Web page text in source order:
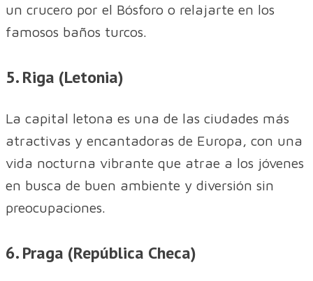
un crucero por el Bósforo o relajarte en los
famosos baños turcos.
5. Riga (Letonia)
La capital letona es una de las ciudades más
atractivas y encantadoras de Europa, con una
vida nocturna vibrante que atrae a los jóvenes
en busca de buen ambiente y diversión sin
preocupaciones.
6. Praga (República Checa)